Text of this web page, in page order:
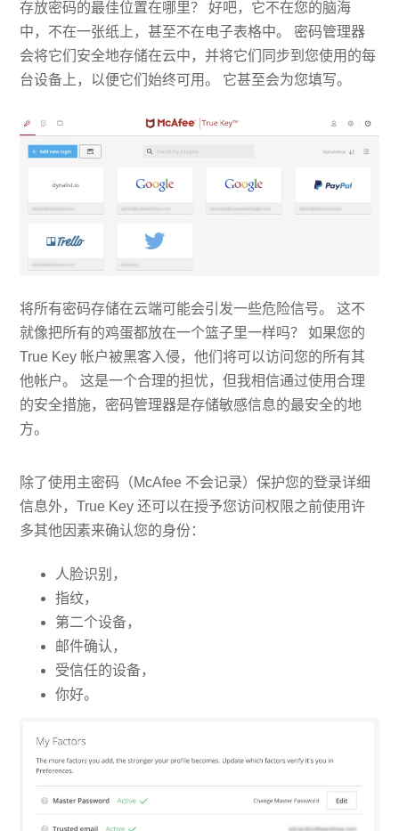
存放密码的最佳位置在哪里？ 好吧，它不在您的脑海
中，不在一张纸上，甚至不在电子表格中。 密码管理器
会将它们安全地存储在云中，并将它们同步到您使用的每
台设备上，以便它们始终可用。 它甚至会为您填写。
将所有密码存储在云端可能会引发一些危险信号。 这不
就像把所有的鸡蛋都放在一个篮子里一样吗？ 如果您的
True Key 帐户被黑客入侵，他们将可以访问您的所有其
他帐户。 这是一个合理的担忧，但我相信通过使用合理
的安全措施，密码管理器是存储敏感信息的最安全的地
方。
除了使用主密码（McAfee 不会记录）保护您的登录详细
信息外，True Key 还可以在授予您访问权限之前使用许
多其他因素来确认您的身份：
人脸识别，
指纹，
第二个设备，
邮件确认，
受信任的设备，
你好。